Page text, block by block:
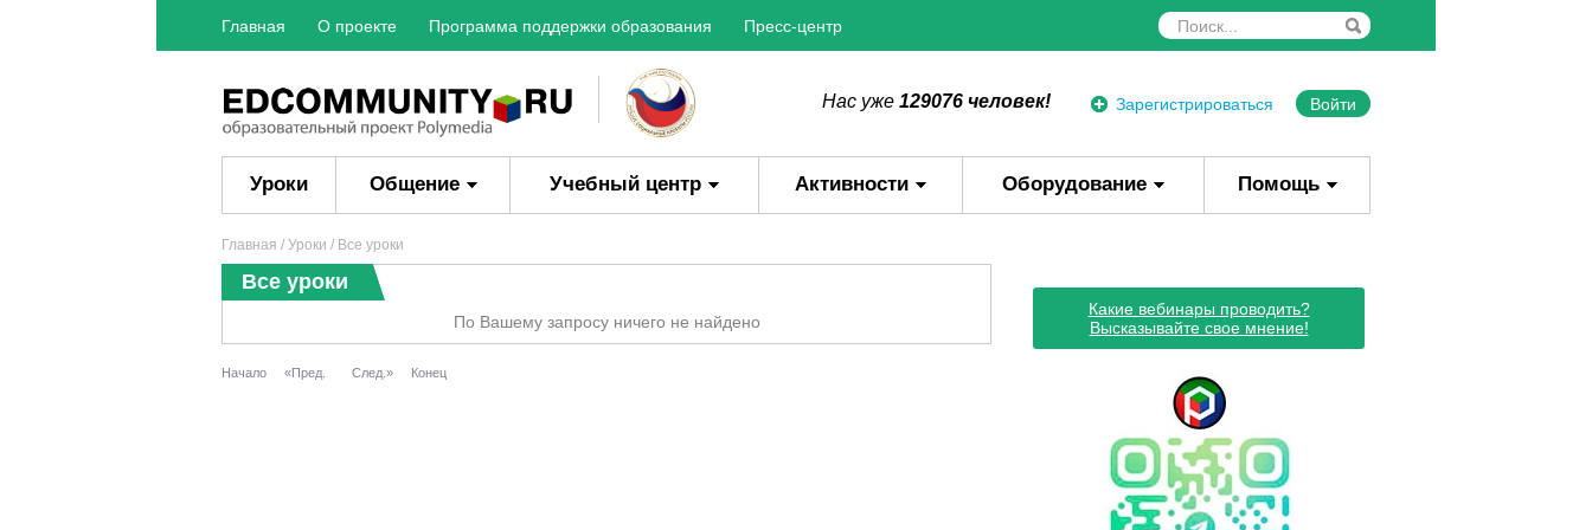
Главная О проекте Программа поддержки образования Пресс-центр
Зарегистрироваться Войти
Нас уже 129076 человек!
Уроки Общение Учебный центр Активности Оборудование Помощь
Главная / Уроки / Все уроки
Все уроки
По Вашему запросу ничего не найдено
Начало «Пред. След.» Конец
Какие вебинары проводить?
Высказывайте свое мнение!